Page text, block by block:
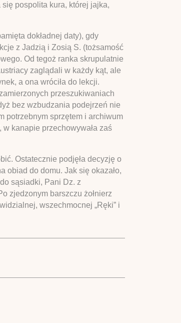
się pospolita kura, której jajka,
dokładnej daty), gdy
z Jadzią i Zosią S. (tożsamość
Od tegoż ranka skrupulatnie
zaglądali w każdy kąt, ale
a ona wróciła do lekcji.
przeszukiwaniach
bez wzbudzania podejrzeń nie
potrzebnym sprzętem i archiwum
w kanapie przechowywała zaś
Ostatecznie podjęła decyzję o
obiad do domu. Jak się okazało,
sąsiadki, Pani Dz. z
zjedzonym barszczu żołnierz
wszechmocnej „Ręki” i